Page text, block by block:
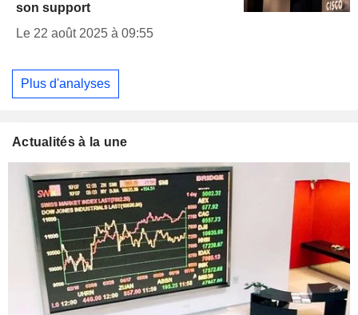
son support
Le 22 août 2025 à 09:55
Plus d'analyses
Actualités à la une